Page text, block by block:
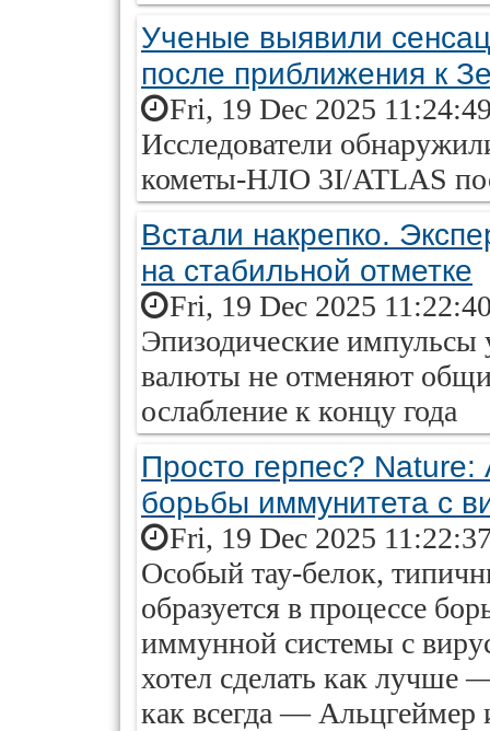
Ученые выявили
после приближения к
Fri, 19 Dec 2025
Исследователи
кометы-НЛО 3I/ATLAS
Встали накрепко.
на стабильной отметке
Fri, 19 Dec 2025
Эпизодические импульсы
валюты не отменяют
ослабление к концу года
Просто герпес?
борьбы иммунитета с
Fri, 19 Dec 2025
Особый тау-белок,
образуется в процессе
иммунной системы с
хотел сделать как лучше
как всегда — Альцгеймер